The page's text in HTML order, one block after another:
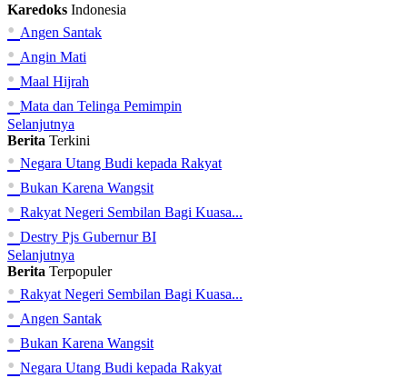
Karedoks Indonesia
• Angen Santak
• Angin Mati
• Maal Hijrah
• Mata dan Telinga Pemimpin
Selanjutnya
Berita Terkini
• Negara Utang Budi kepada Rakyat
• Bukan Karena Wangsit
• Rakyat Negeri Sembilan Bagi Kuasa...
• Destry Pjs Gubernur BI
Selanjutnya
Berita Terpopuler
• Rakyat Negeri Sembilan Bagi Kuasa...
• Angen Santak
• Bukan Karena Wangsit
• Negara Utang Budi kepada Rakyat